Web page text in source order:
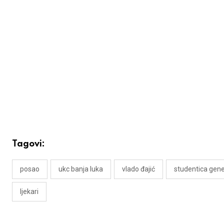
Tagovi:
posao ukc banja luka vlado đajić studentica
ljekari